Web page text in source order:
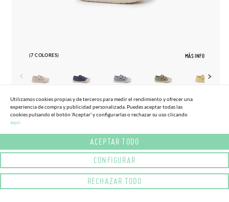
(7 COLORES) MÁS INFO
22 34
33,
Utilizamos cookies propias y de terceros para medir el rendimiento y ofrecer una
experiencia de compra y publicidad personalizada. Puedes aceptar todas las
cookies pulsando el botón 'Aceptar' y configurarlas o rechazar su uso clicando
aqui.
ACEPTAR TODO
CONFIGURAR
RECHAZAR TODO